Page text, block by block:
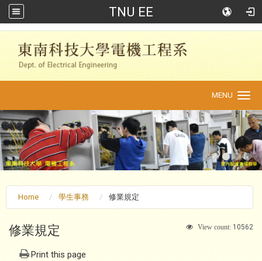
TNU EE
:::
navigation
MENU
Home 學生事務 修業規定
View count: 10562
修業規定
Print this page